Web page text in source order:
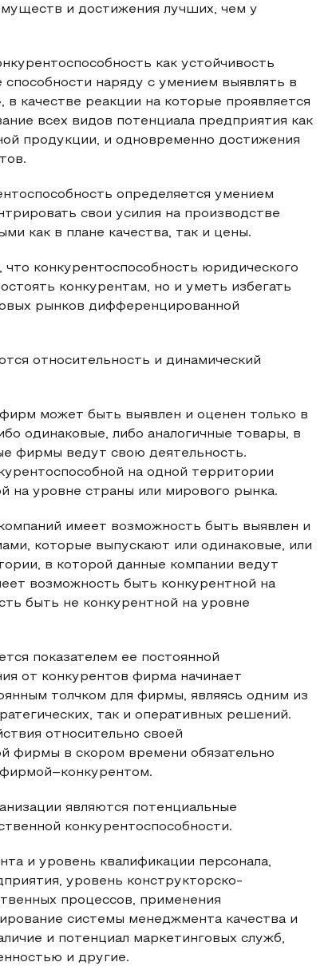
и достижения лучших, чем у
как устойчивость
наряду с умением выявлять в
качестве реакции на которые проявляется
всех видов потенциала предприятия как
продукции, и одновременно достижения
определяется умением
свои усилия на производстве
как в плане качества, так и цены.
конкурентоспособность юридического
конкурентам, но и уметь избегать
рынков дифференцированной
относительность и динамический
может быть выявлен и оценен только в
одинаковые, либо аналогичные товары, в
фирмы ведут свою деятельность.
на одной территории
на уровне страны или мирового рынка.
имеет возможность быть выявлен и
которые выпускают или одинаковые, или
в которой данные компании ведут
возможность быть конкурентной на
быть не конкурентной на уровне
показателем ее постоянной
от конкурентов фирма начинает
толчком для фирмы, являясь одним из
так и оперативных решений.
относительно своей
фирмы в скором времени обязательно
являются потенциальные
конкурентоспособности.
и уровень квалификации персонала,
уровень конструкторско-
процессов, применения
системы менеджмента качества и
и потенциал маркетинговых служб,
и другие.